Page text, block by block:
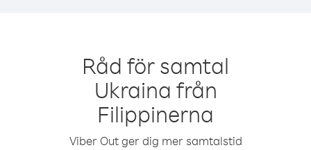
Råd för samtal
Ukraina från
Filippinerna
Viber Out ger dig mer samtalstid